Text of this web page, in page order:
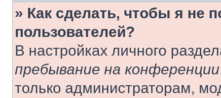
» Как сделать, чтобы я не
пользователей?
В настройках личного
пребывание на конференции
только администраторам,